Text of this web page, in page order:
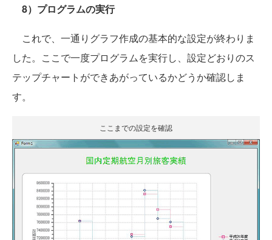
8）プログラムの実行
これで、一通りグラフ作成の基本的な設定が終わりま
した。ここで一度プログラムを実行し、設定どおりのス
テップチャートができあがっているかどうか確認しま
す。
ここまでの設定を確認